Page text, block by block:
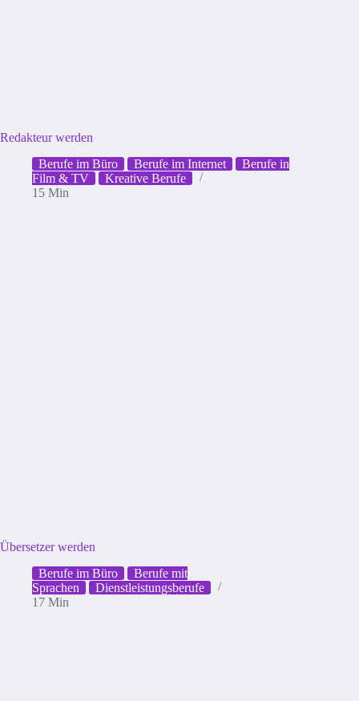
Redakteur werden
Berufe im Büro
Berufe im Internet
Berufe in
Film & TV
Kreative Berufe
15 Min
Übersetzer werden
Berufe im Büro
Berufe mit
Sprachen
Dienstleistungsberufe
17 Min